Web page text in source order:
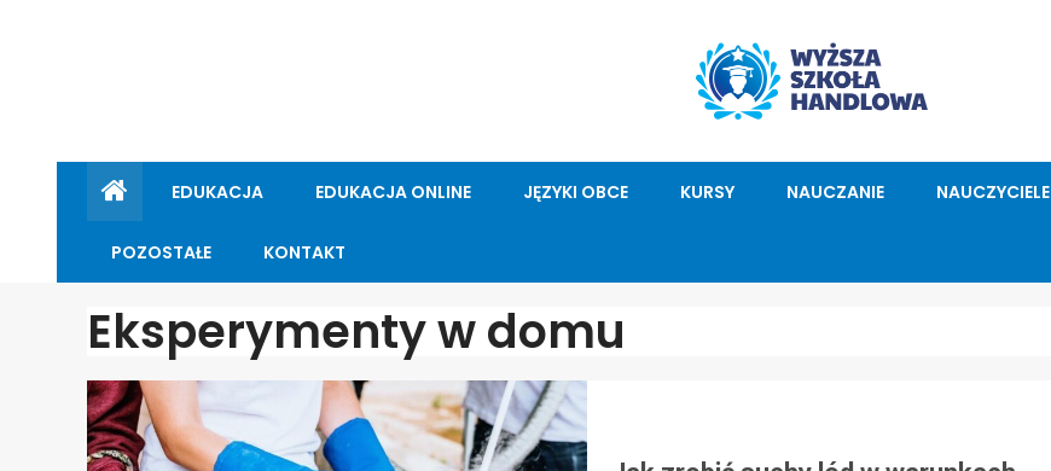
EDUKACJA EDUKACJA ONLINE JĘZYKI OBCE KURSY NAUCZANIE NAUCZYCIELE
POZOSTAŁE KONTAKT
Eksperymenty w domu